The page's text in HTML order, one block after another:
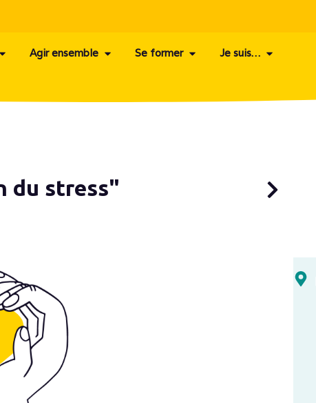
Agir ensemble Se former Je suis…
du stress"